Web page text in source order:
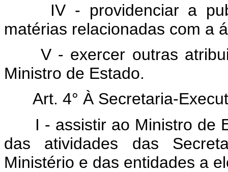
IV - providenciar a
matérias relacionadas com a
V - exercer outras
Ministro de Estado.
Art. 4° À Secretaria-
I - assistir ao Ministro de
das atividades das
Ministério e das entidades a